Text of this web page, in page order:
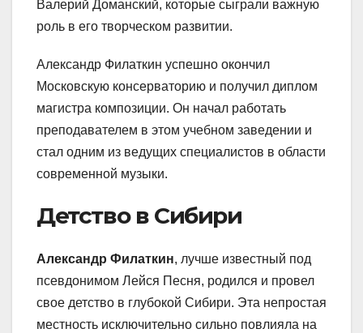
Валерий Доманский, которые сыграли важную
роль в его творческом развитии.
Александр Филаткин успешно окончил
Московскую консерваторию и получил диплом
магистра композиции. Он начал работать
преподавателем в этом учебном заведении и
стал одним из ведущих специалистов в области
современной музыки.
Детство в Сибири
Александр Филаткин, лучше известный под
псевдонимом Лейся Песня, родился и провел
свое детство в глубокой Сибири. Эта непростая
местность исключительно сильно повлияла на